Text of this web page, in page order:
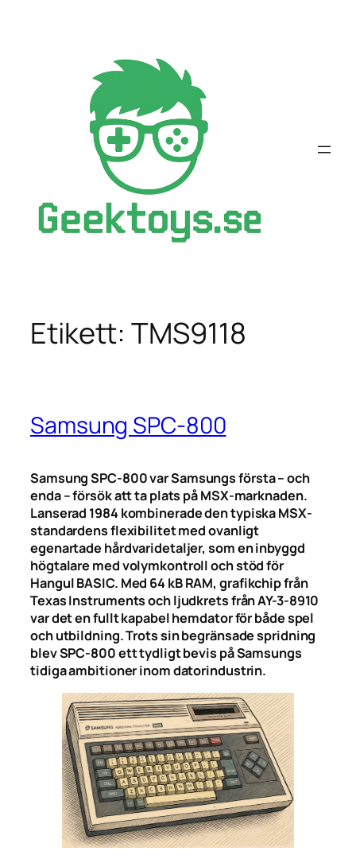
Etikett:TMS9118
Samsung SPC-800
Samsung SPC-800 var Samsungs första – och
enda – försök att ta plats på MSX-marknaden.
Lanserad 1984 kombinerade den typiska MSX-
standardens flexibilitet med ovanligt
egenartade hårdvaridetaljer, som en inbyggd
högtalare med volymkontroll och stöd för
Hangul BASIC. Med 64 kB RAM, grafikchip från
Texas Instruments och ljudkrets från AY-3-8910
var det en fullt kapabel hemdator för både spel
och utbildning. Trots sin begränsade spridning
blev SPC-800 ett tydligt bevis på Samsungs
tidiga ambitioner inom datorindustrin.